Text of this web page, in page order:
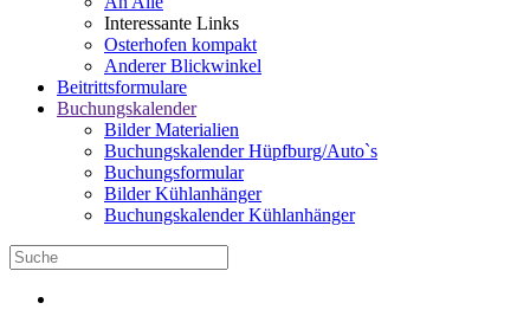
Interessante Links
Osterhofen kompakt
Anderer Blickwinkel
Beitrittsformulare
Buchungskalender
Bilder Materialien
Buchungskalender Hüpfburg/Auto`s
Buchungsformular
Bilder Kühlanhänger
Buchungskalender Kühlanhänger